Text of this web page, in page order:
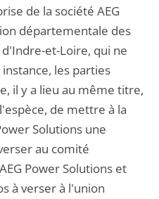
de la société AEG
départementale des
et-Loire, qui ne
les parties
il y a lieu au même titre,
de mettre à la
Solutions une
au comité
Power Solutions et
à verser à l'union